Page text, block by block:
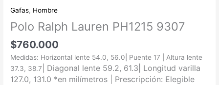
Gafas, Hombre
Polo Ralph Lauren PH1215 9307
$760.000
Medidas: Horizontal lente 54.0, 56.0| Puente 17 | Altura lente
37.3, 38.7
| Diagonal lente 59.2, 61.3| Longitud varilla
127.0, 131.0 *en milímetros | Prescripción: Elegible